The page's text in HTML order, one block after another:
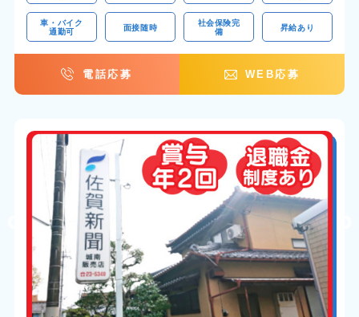
車・バイク
通勤可
面接随時
社会保険完
備
昇給あり
電話応募 WEB応募